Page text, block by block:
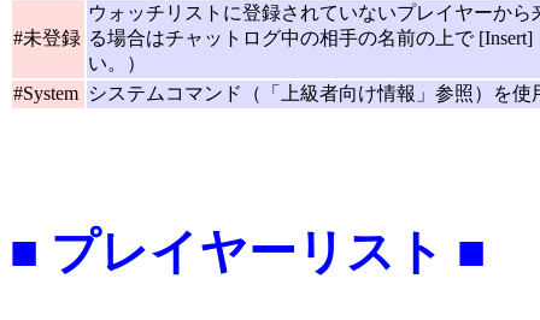
#未登録
ウォッチリストに登録されていないプレイヤーか
る場合はチャットログ中の相手の名前の上で
い。）
#System システムコマンド（「上級者向け情報」参照）を
■ プレイヤーリスト ■